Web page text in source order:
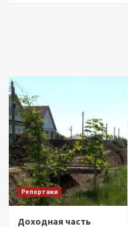
Репортажи
Доходная часть